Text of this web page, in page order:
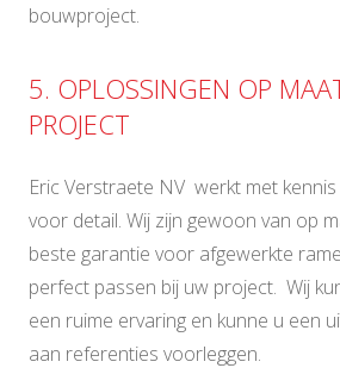
bouwproject.
5. OPLOSSINGEN OP
PROJECT
Eric Verstraete NV werkt met
voor detail. Wij zijn gewoon van op
beste garantie voor afgewerkte
perfect passen bij uw project. Wij
een ruime ervaring en kunne u een
aan referenties voorleggen.